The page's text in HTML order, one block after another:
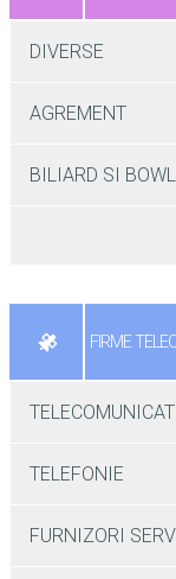
DIVERSE
AGREMENT
BILIARD SI
FIRME
TELEFONIE
FURNIZORI